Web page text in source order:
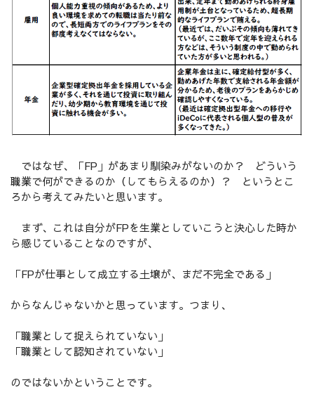
ではなぜ、「FP」があまり馴染みがないのか？ どういう
職業で何ができるのか（してもらえるのか）？ というとこ
ろから考えてみたいと思います。
まず、これは自分がFPを生業としていこうと決心した時か
ら感じていることなのですが、
「FPが仕事として成立する土壌が、まだ不完全である」
からなんじゃないかと思っています。つまり、
「職業として捉えられていない」
「職業として認知されていない」
のではないかということです。